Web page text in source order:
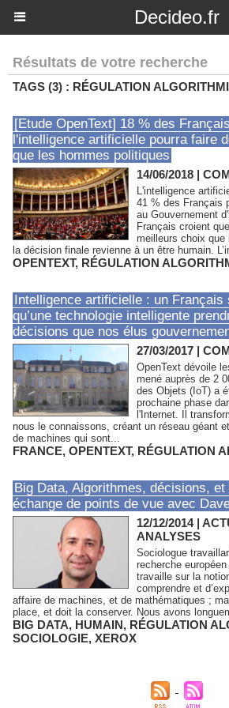
Decideo.fr
Résultats de votre recherche
TAGS (3) : RÉGULATION
[Etude OpenText] 18 % des
l'intelligence artificielle pourra faire
que les hommes politiques
14/06/2018 |
L'intelligence
41 % des Français
au Gouvernement
Français croient
meilleurs choix
la décision finale revienne à un être humain.
OPENTEXT, RÉGULATION
Intelligence artificielle : un Français
qu’une technologie intelligente
décisions que nos élus
27/03/2017 |
OpenText dévoile
mené auprès de 2
des Objets (IoT) a
prochaine phase
l'Internet. Il
nous le connaissons, créant un réseau géant
de machines qui sont...
FRANCE, OPENTEXT, RÉGULATION
Big Data, Algorithmes, décisions,
échange de points de vue avec
12/12/2014|
ANALYSES
Sociologue
recherche
travaille sur la
comprendre et
affaire de machines, et de mathématiques ;
place, et doit la conserver. Nous avons
BIG DATA, HUMAIN, RÉGULATION
SOCIOLOGIE, XEROX